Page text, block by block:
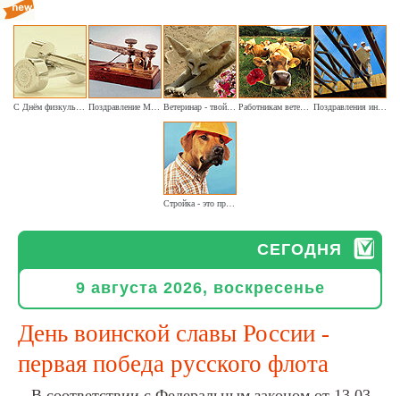
СЕГОДНЯ
9 августа 2026, воскресенье
День воинской славы России -
первая победа русского флота